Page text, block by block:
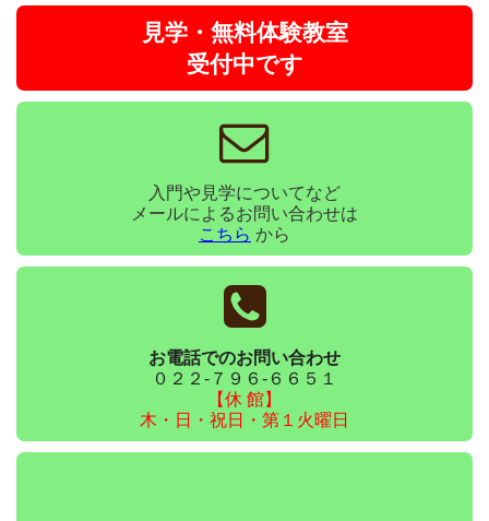
見学・無料体験教室
受付中です
入門や見学についてなど
メールによるお問い合わせは
こちら から
お電話でのお問い合わせ
０２２-７９６-６６５１
【休 館】
木・日・祝日・第１火曜日